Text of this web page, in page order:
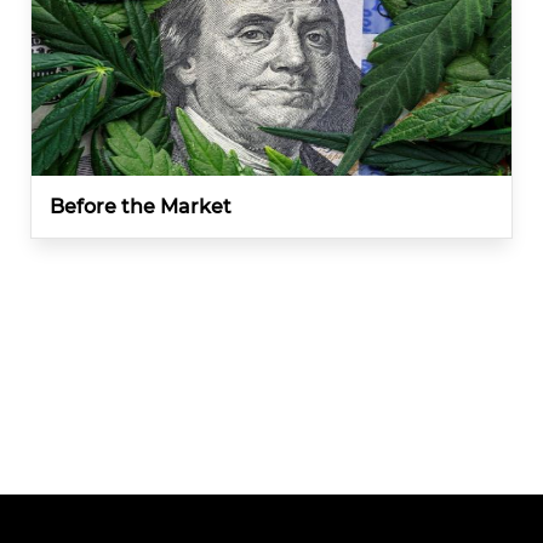
Before the Market